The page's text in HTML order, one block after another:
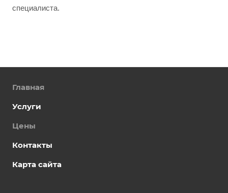
специалиста.
Главная
Услуги
Цены
Контакты
Карта сайта